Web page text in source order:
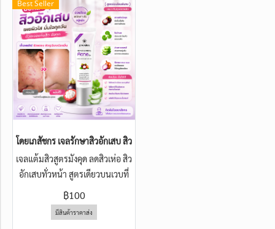
Best Seller
โดยเภสัชกร เจลรักษาสิวอักเสบ สิวสเตอรอยด์ ผสมสารสกัดจากเปลือกมังคุด
เจลแต้มสิวสูตรมังคุด ลดสิวเห่อ สิว
อักเสบทั่วหน้า สูตรเดียวบนเวบที่
ทาแล้วหน้าไม่ลอกไม่แดง สารสกัด
สมุนไพรเข้มข้น เหมาะกับผู้มี
ปัญหาสิวอักเสบเรื้อร้ง แพ้ง่าย
฿100
มีสินค้าราคาส่ง